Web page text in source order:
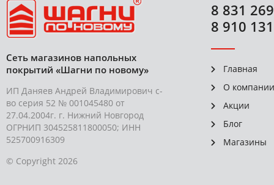
Сеть магазинов напольных
покрытий «Шагни по новому»
ИП Даняев Андрей Владимирович с-
во серия 52 № 001045480 от
27.04.2004г. г. Нижний Новгород
ОГРНИП 304525811800050; ИНН
525700916309
© Copyright 2026
8 831
8 910
Главная
О компании
Акции
Блог
Магазины